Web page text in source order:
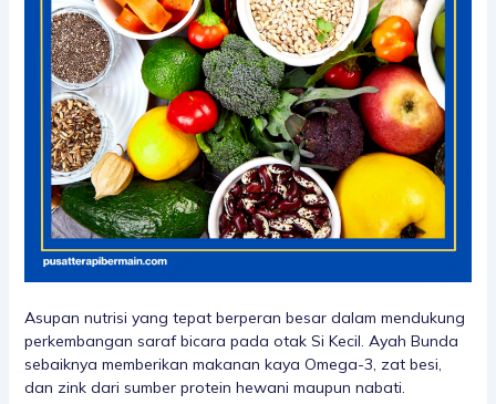
Asupan nutrisi yang tepat berperan besar dalam mendukung
perkembangan saraf bicara pada otak Si Kecil. Ayah Bunda
sebaiknya memberikan makanan kaya Omega-3, zat besi,
dan zink dari sumber protein hewani maupun nabati.